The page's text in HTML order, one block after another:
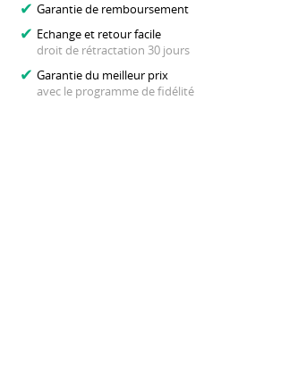
Garantie de remboursement
Echange et retour facile
droit de rétractation 30 jours
Garantie du meilleur prix
avec le programme de fidélité